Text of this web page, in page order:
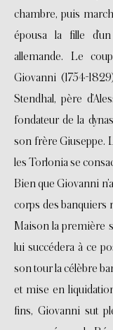
chambre, puis
épousa la fille
allemande. Le
Giovanni (1754-
Stendhal, père
fondateur de la
son frère Giuseppe.
les Torlonia se
Bien que Giovanni
corps des banquiers
Maison la première
lui succédera à ce
son tour la célèbre
et mise en
fins, Giovanni sut